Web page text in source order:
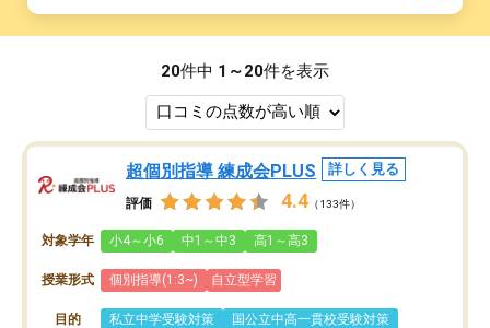
20件中 1～20件を表示
超個別指導 練成会PLUS 詳しく見る
評価 4.4 （133件）
対象学年 小4～小6 中1～中3 高1～高3
授業形式 個別指導(1:3~) 自立型学習
目的 私立中学受験対策
国公立中高一貫校受験対策